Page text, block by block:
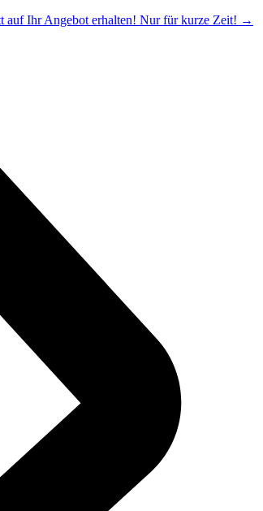
auf Ihr Angebot erhalten! Nur für kurze Zeit! →